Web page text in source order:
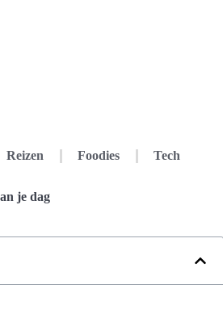
Reizen Foodies Tech
je dag